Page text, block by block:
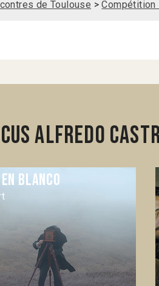
de Toulouse >Compétition
Alfredo
blanco